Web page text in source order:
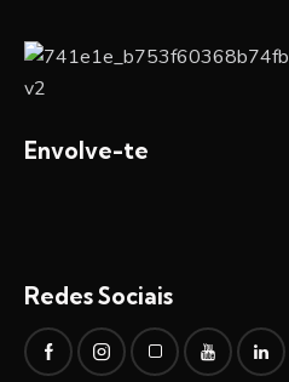
Envolve-te
Redes Sociais